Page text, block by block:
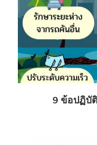
9 ข้อปฏิบั